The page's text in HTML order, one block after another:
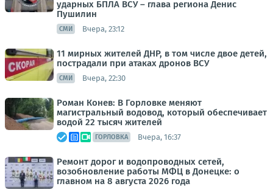
ударных БПЛА ВСУ – глава региона Денис
Пушилин
СМИ Вчера, 23:12
11 мирных жителей ДНР, в том числе двое детей,
пострадали при атаках дронов ВСУ
СМИ Вчера, 22:30
Роман Конев: В Горловке меняют
магистральный водовод, который обеспечивает
водой 22 тысяч жителей
ГОРЛОВКА Вчера, 16:37
Ремонт дорог и водопроводных сетей,
возобновление работы МФЦ в Донецке: о
главном на 8 августа 2026 года